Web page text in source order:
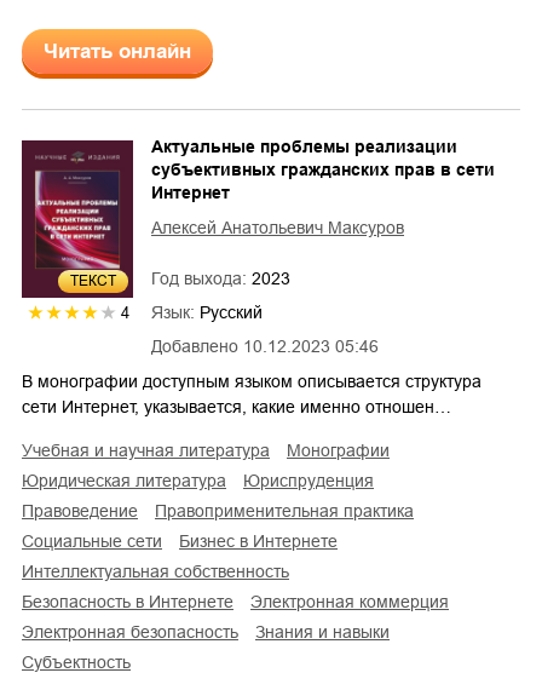
Читать онлайн
ТЕКСТ
4
Добавлено 10.12.2023 05:46
Актуальные проблемы реализации
субъективных гражданских прав в сети
Интернет
Алексей Анатольевич Максуров
Год выхода: 2023
Язык: Русский
В монографии доступным языком описывается структура
сети Интернет, указывается, какие именно отношен…
учебная и научная литература
монографии
юридическая литература
юриспруденция
правоведение
правоприменительная практика
социальные сети
бизнес в Интернете
интеллектуальная собственность
безопасность в Интернете
электронная коммерция
электронная безопасность
знания и навыки
субъектность